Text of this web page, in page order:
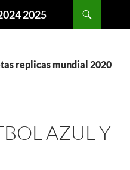
2025
replicas mundial 2020
AZUL Y